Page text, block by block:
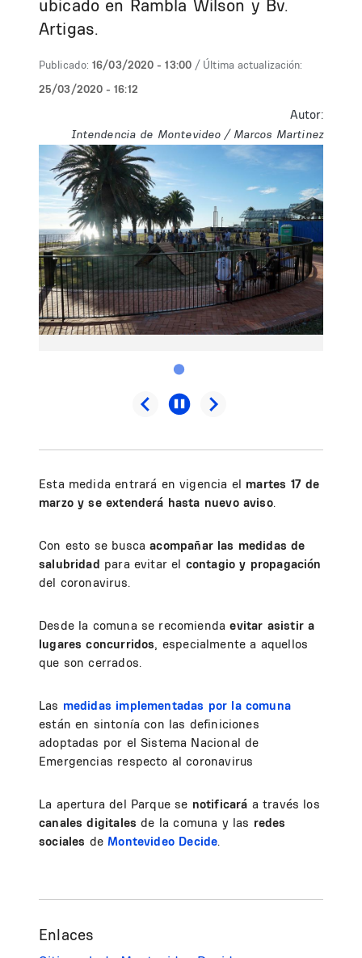
ubicado en Rambla Wilson y Bv.
Artigas.
Publicado: 16/03/2020 - 13:00 / Última actualización:
25/03/2020 - 16:12
Autor:
Intendencia de Montevideo / Marcos Martinez
Esta medida entrará en vigencia el martes 17 de
marzo y se extenderá hasta nuevo aviso.
Con esto se buscaacompañar las medidas de
salubridad para evitar el contagio y propagación
del coronavirus.
Desde la comuna se recomienda evitar asistir a
lugares concurridos, especialmente a aquellos
que son cerrados.
Las medidas implementadas por la comuna
están en sintonía con las definiciones
adoptadas por el Sistema Nacional de
Emergencias respecto al coronavirus
La apertura del Parque se notificará a través los
canales digitales de la comuna y las redes
sociales deMontevideo Decide.
Enlaces